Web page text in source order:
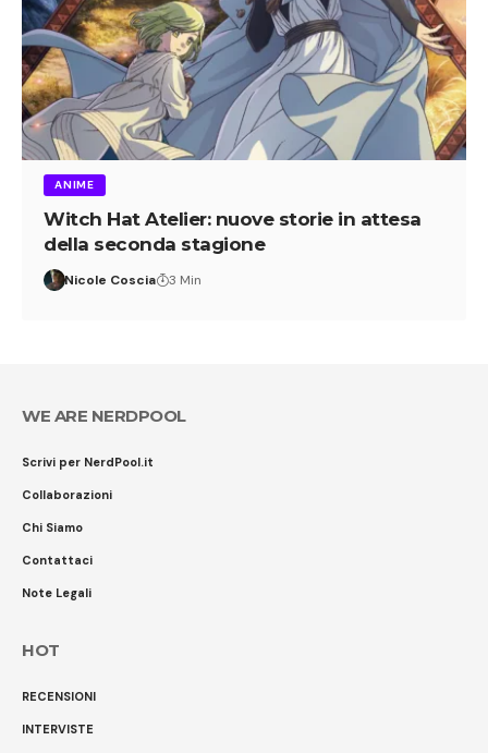
ANIME
Witch Hat Atelier: nuove storie in attesa
della seconda stagione
Nicole Coscia 3 Min
WE ARE NERDPOOL
Scrivi per NerdPool.it
Collaborazioni
Chi Siamo
Contattaci
Note Legali
HOT
RECENSIONI
INTERVISTE